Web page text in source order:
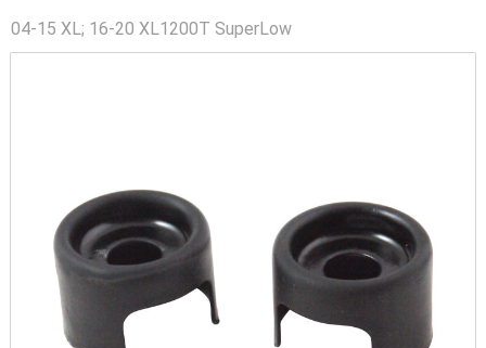
04-15 XL; 16-20 XL1200T SuperLow